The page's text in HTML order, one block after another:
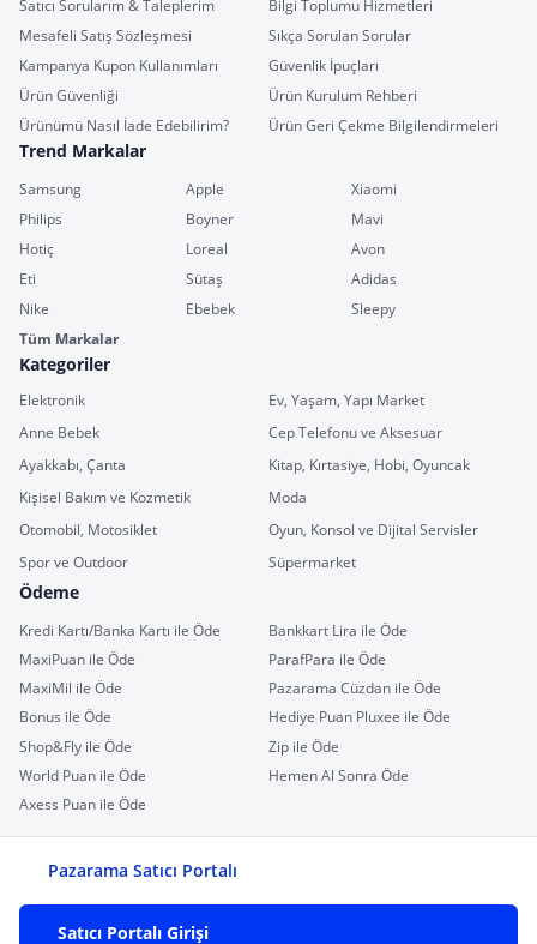
Satıcı Sorularım & Taleplerim
Bilgi Toplumu Hizmetleri
Mesafeli Satış Sözleşmesi
Sıkça Sorulan Sorular
Kampanya Kupon Kullanımları
Güvenlik İpuçları
Ürün Güvenliği
Ürün Kurulum Rehberi
Ürünümü Nasıl İade Edebilirim?
Ürün Geri Çekme Bilgilendirmeleri
Trend Markalar
Samsung Apple
Xiaomi
Philips
Boyner
Mavi
Hotiç
Loreal
Avon
Eti
Sütaş
Adidas
Nike
Ebebek
Sleepy
Tüm Markalar
Kategoriler
Elektronik
Ev, Yaşam, Yapı Market
Anne Bebek
Cep Telefonu ve Aksesuar
Ayakkabı, Çanta
Kitap, Kırtasiye, Hobi, Oyuncak
Kişisel Bakım ve Kozmetik
Moda
Otomobil, Motosiklet
Oyun, Konsol ve Dijital Servisler
Spor ve Outdoor
Süpermarket
Ödeme
Kredi Kartı/Banka Kartı ile Öde
Bankkart Lira ile Öde
MaxiPuan ile Öde
ParafPara ile Öde
MaxiMil ile Öde
Pazarama Cüzdan ile Öde
Bonus ile Öde
Hediye Puan Pluxee ile Öde
Shop&Fly ile Öde
Zip ile Öde
World Puan ile Öde
Hemen Al Sonra Öde
Axess Puan ile Öde
Pazarama Satıcı Portalı
Satıcı Portalı Girişi